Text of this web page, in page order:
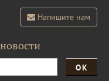
Напишите нам
ОК